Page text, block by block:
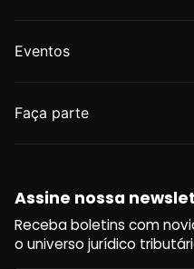
Eventos
Faça parte
Assine nossa
Receba boletins com
o universo jurídico